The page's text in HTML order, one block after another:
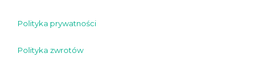
Polityka prywatności
Polityka zwrotów